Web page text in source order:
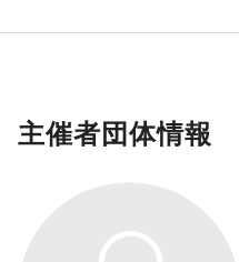
主催者団体情報